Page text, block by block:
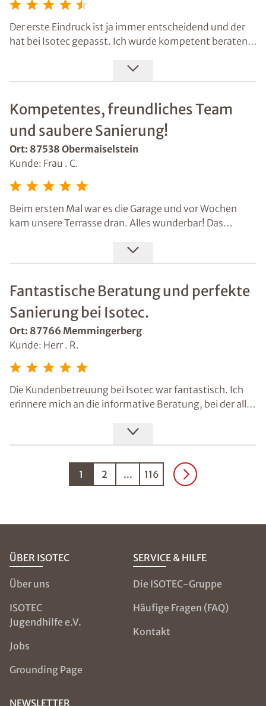
Der erste Eindruck ist ja immer entscheidend und der
hat bei Isotec gepasst. Ich wurde kompetent beraten
sagen. Das sind freundliche, sorgfältige, pünktliche
Jungs, die meinen Sockel wieder in Ordnung gebracht
Kompetentes, freundliches Team
und saubere Sanierung!
Ort: 87538 Obermaiselstein
Kunde: Frau . C.
Beim ersten Mal war es die Garage und vor Wochen
kam unsere Terrasse dran. Alles wunderbar! Das
überaus freundlich. Zudem in der Ausführung der
Sanierungsarbeiten sehr sorgfältig mit größtmöglicher
Fantastische Beratung und perfekte
Sanierung bei Isotec.
Ort: 87766 Memmingerberg
Kunde: Herr . R.
Die Kundenbetreuung bei Isotec war fantastisch. Ich
erinnere mich an die informative Beratung, bei der alles
ordentlich umgesetzt worden. Für mich ist das
Ergebnis perfekt. Über Feuchtigkeit kann ich nicht
1
2 ... 116
ÜBER ISOTEC
Über uns
ISOTEC
Jugendhilfe e.V.
Jobs
Grounding Page
SERVICE & HILFE
Die ISOTEC-Gruppe
Häufige Fragen (FAQ)
Kontakt
NEWSLETTER